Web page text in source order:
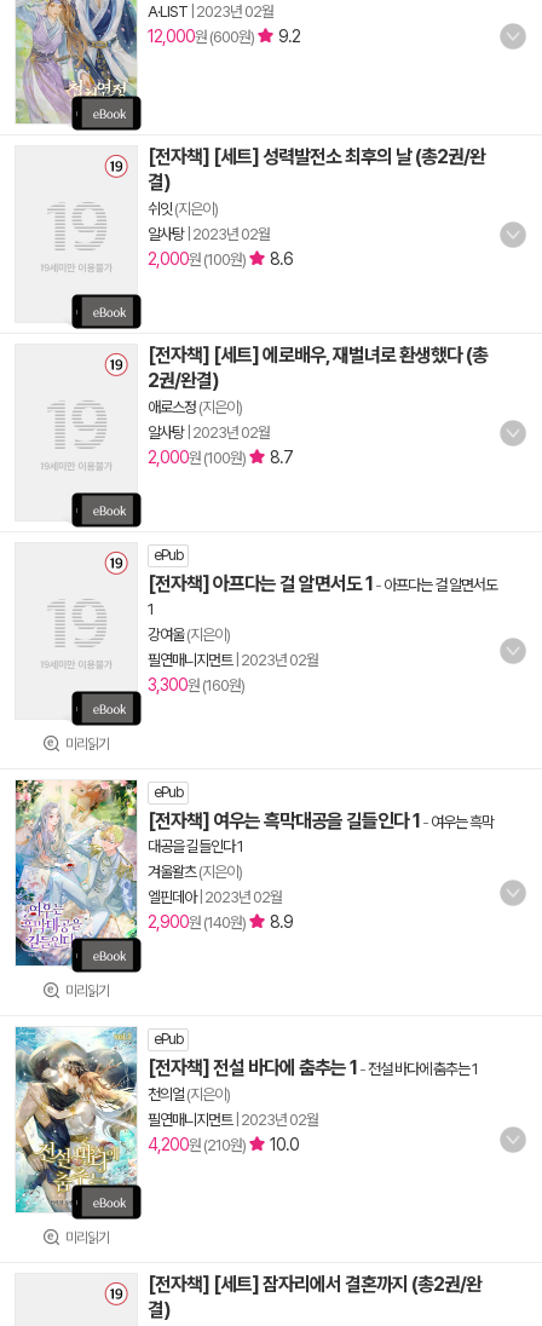
A·LIST 2023년 02월
12,000원 (600원) 9.2
[전자책] [세트] 성력발전소 최후의 날 (총2권/완
결)
쉬잇 (지은이)
알사탕| 2023년 02월
2,000원 (100원) 8.6
[전자책] [세트] 에로배우, 재벌녀로 환생했다 (총
2권/완결)
애로스정 (지은이)
알사탕| 2023년 02월
2,000원 (100원) 8.7
미리읽기
ePub
[전자책] 아프다는 걸 알면서도 1 - 아프다는 걸 알면서도
1
강여울(지은이)
필연매니지먼트| 2023년 02월
3,300원 (160원)
미리읽기
ePub
[전자책] 여우는 흑막대공을 길들인다 1 - 여우는 흑막
대공을 길들인다 1
겨울왈츠(지은이)
엘핀데아| 2023년 02월
2,900원 (140원) 8.9
미리읽기
ePub
[전자책] 전설 바다에 춤추는 1 -전설 바다에 춤추는 1
천의얼 (지은이)
필연매니지먼트| 2023년 02월
4,200원 (210원) 10.0
[전자책] [세트] 잠자리에서 결혼까지 (총2권/완
결)